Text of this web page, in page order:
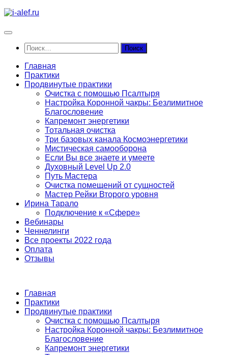
Перейти
содержимому
Найти:
Главная
Практики
Продвинутые практики
Очистка с помощью Псалтыря
Настройка Коронной чакры: Безлимитное
Благословение
Капремонт энергетики
Тотальная очистка
Три базовых канала Космоэнергетики
Мистическая самооборона
Если Вы все знаете и умеете
Духовный Level Up 2.0
Путь Мастера
Очистка помещений от сущностей
Мастер Рейки Второго уровня
Ирина Тарало
Подключение к «Сфере»
Вебинары
Ченнелинги
Все проекты 2022 года
Оплата
Отзывы
Главная
Практики
Продвинутые практики
Очистка с помощью Псалтыря
Настройка Коронной чакры: Безлимитное
Благословение
Капремонт энергетики